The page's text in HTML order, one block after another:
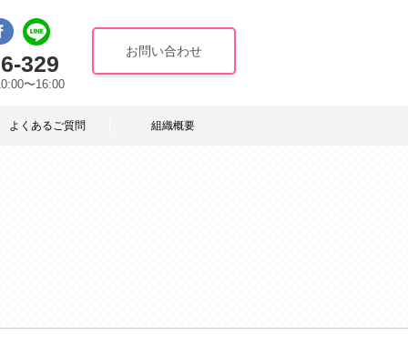
329
〜16:00
お問い合わせ
よくあるご質問 組織概要